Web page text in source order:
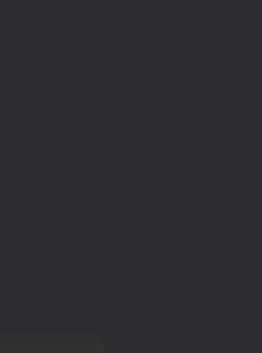
fenêtre
- Nouvelle fenêtre
- Nouvelle fenêtre
X - Nouvelle fenêtre
sur Facebook - Nouvelle